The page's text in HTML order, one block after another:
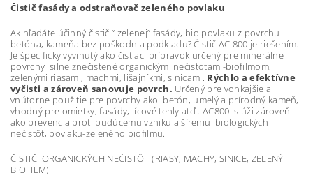
Čistič fasády a odstraňovač zeleného povlaku
Ak hľadáte účinný čistič “ zelenej” fasády, bio povlaku z povrchu
betóna, kameňa bez poškodnia podkladu? Čistič AC 800 je riešením.
Je špecificky vyvinutý ako čistiaci prípravok určený pre minerálne
povrchy silne znečistené organickými nečistotami-biofilmom,
zelenými riasami, machmi, lišajníkmi, sinicami. Rýchlo a efektívne
vyčisti a zároveň sanovuje povrch. Určený pre vonkajšie a
vnútorne použitie pre povrchy ako betón, umelý a prírodný kameň,
vhodný pre omietky, fasády, lícové tehly atď . AC800 slúži zároveň
ako prevencia proti budúcemu vzniku a šíreniu biologických
nečistôt, povlaku-zeleného biofilmu.
ČISTIČ ORGANICKÝCH NEČISTÔT (RIASY, MACHY, SINICE, ZELENÝ
BIOFILM)